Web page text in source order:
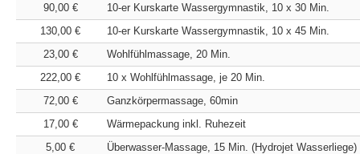
90,00 €
10-er Kurskarte Wassergymnastik, 10 x 30 Min.
130,00 €
10-er Kurskarte Wassergymnastik, 10 x 45 Min.
23,00 €
Wohlfühlmassage, 20 Min.
222,00 €
10 x Wohlfühlmassage, je 20 Min.
72,00 €
Ganzkörpermassage, 60min
17,00 €
Wärmepackung inkl. Ruhezeit
5,00 €
Überwasser-Massage, 15 Min. (Hydrojet Wasserliege)